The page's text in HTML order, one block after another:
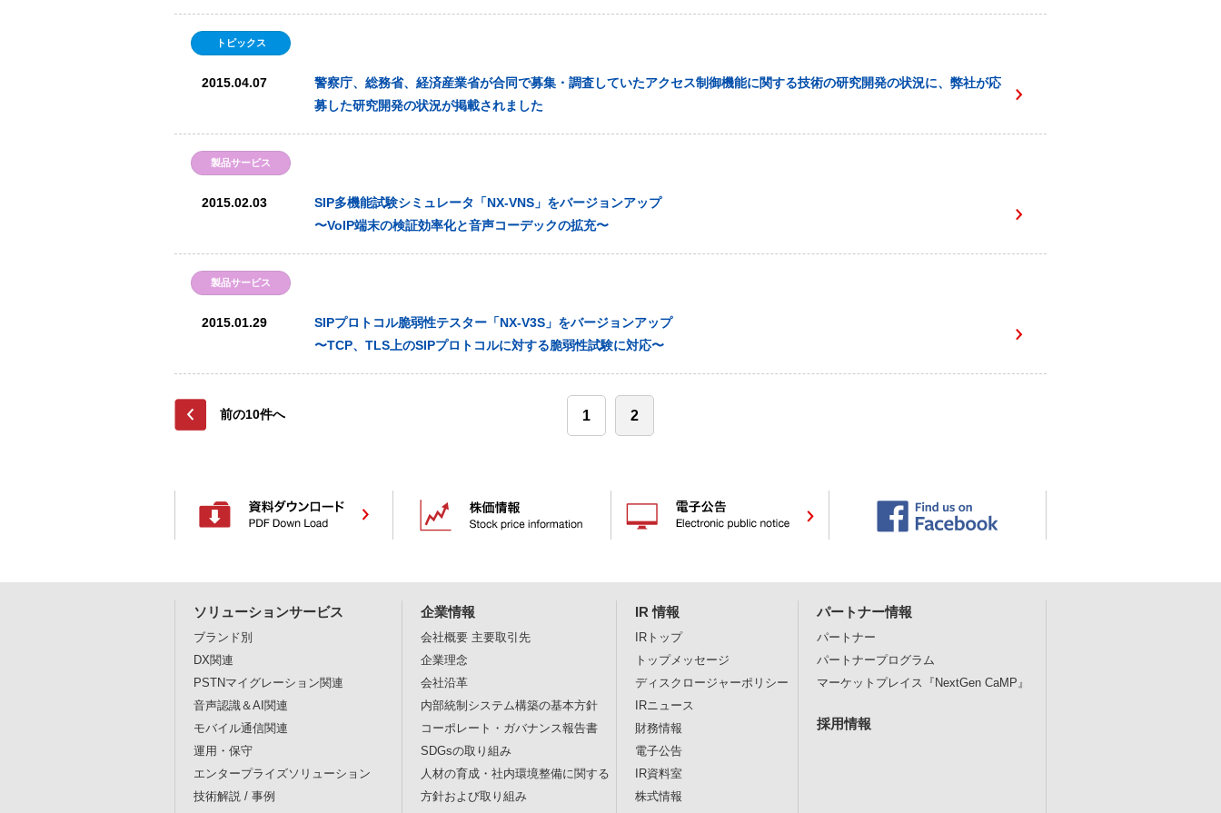
トピックス
2015.04.07
警察庁、総務省、経済産業省が合同で募集・調査していたアクセス制御機能に関する技術の研究開発の状況に、弊社が応
募した研究開発の状況が掲載されました
製品サービス
2015.02.03
SIP多機能試験シミュレータ「NX-VNS」をバージョンアップ
〜VoIP端末の検証効率化と音声コーデックの拡充〜
製品サービス
2015.01.29
SIPプロトコル脆弱性テスター「NX-V3S」をバージョンアップ
〜TCP、TLS上のSIPプロトコルに対する脆弱性試験に対応〜
前の10件へ 1 2
ソリューションサービス
ブランド別
DX関連
PSTNマイグレーション関連
音声認識＆AI関連
モバイル通信関連
運用・保守
エンタープライズソリューション
技術解説 / 事例
企業情報
会社概要 主要取引先
企業理念
会社沿革
内部統制システム構築の基本方針
コーポレート・ガバナンス報告書
SDGsの取り組み
人材の育成・社内環境整備に関する
方針および取り組み
IR 情報
IRトップ
トップメッセージ
ディスクロージャーポリシー
IRニュース
財務情報
電子公告
IR資料室
株式情報
パートナー情報
パートナー
パートナープログラム
マーケットプレイス 『NextGen CaMP』
採用情報